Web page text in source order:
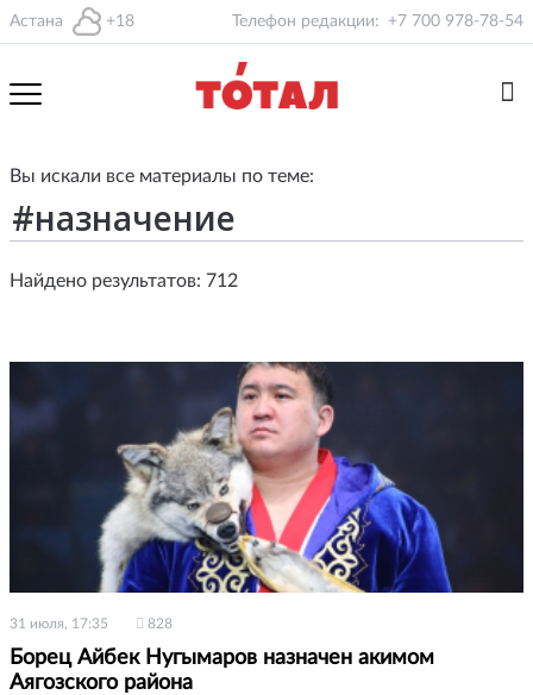
Астана +18 Телефон редакции: +7 700 978-78-54
Вы искали все материалы по теме:
Найдено результатов: 712
31 июля, 17:35 828
Борец Айбек Нугымаров назначен акимом
Аягозского района